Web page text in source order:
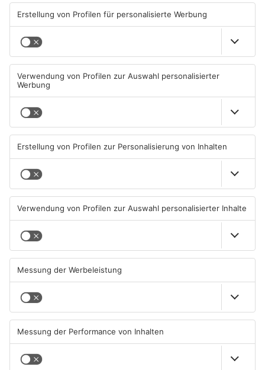
und jede Menge Live-Musik
Straße bei Windischbuchen
wieder frei
Autofahrerin mit drei
Promille in Eichenbühl
gestoppt
31.07.2026, 11:45 UHR IN KREIS
Erlenbach: Dr. Dagmar
Sohlbach wird Leiterin der
Allgemein- und
Viszeralchirurgie